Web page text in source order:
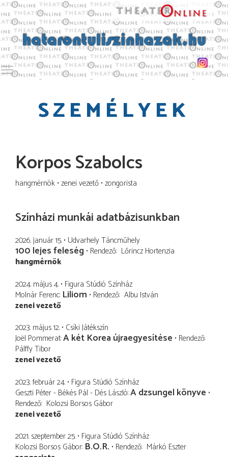
Toggle main menu visibility
SZEMÉLYEK
Korpos Szabolcs
hangmérnök zenei vezető zongorista
Színházi munkái adatbázisunkban
2026. január 15. Udvarhely Táncműhely
100 lejes feleség Rendező Lőrincz Hortenzia
hangmérnök
2024. május 4. Figura Stúdió Színház
Molnár Ferenc Liliom Rendező Albu István
zenei vezető
2023. május 12. Csíki Játékszín
Joël Pommerat A két Korea újraegyesítése Rendező
Pálffy Tibor
zenei vezető
2023. február 24. Figura Stúdió Színház
Geszti Péter - Békés Pál - Dés László A dzsungel könyve
Rendező Kolozsi Borsos Gábor
zenei vezető
2021. szeptember 25. Figura Stúdió Színház
Kolozsi Borsos Gábor B.O.R. Rendező Márkó Eszter